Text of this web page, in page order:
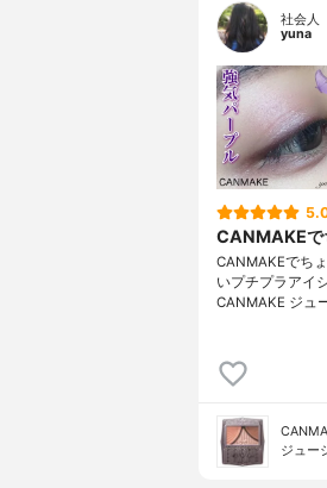
社会人
yuna
CANMAKEで
CANMAKEでち
いプチプラアイシャ
CANMAKE ジュ
ジュー